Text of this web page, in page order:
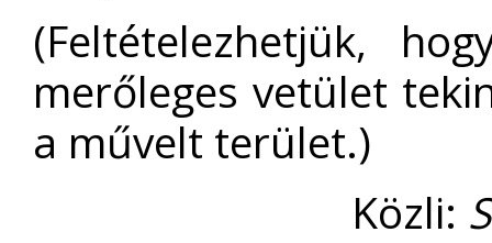
(Feltételezhetjük,
merőleges vetület
a művelt terület.)
Közli: